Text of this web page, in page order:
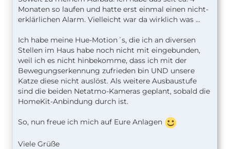
Monaten so laufen und hatte erst einmal einen nicht-
erklärlichen Alarm. Vielleicht war da wirklich was ...
Ich habe meine Hue-Motion´s, die ich an diversen
Stellen im Haus habe noch nicht mit eingebunden,
weil ich es nicht hinbekomme, dass ich mit der
Bewegungserkennung zufrieden bin UND unsere
Katze diese nicht auslöst. Als weitere Ausbaustufe
sind die beiden Netatmo-Kameras geplant, sobald die
HomeKit-Anbindung durch ist.
So, nun freue ich mich auf Eure Anlagen
Viele Grüße